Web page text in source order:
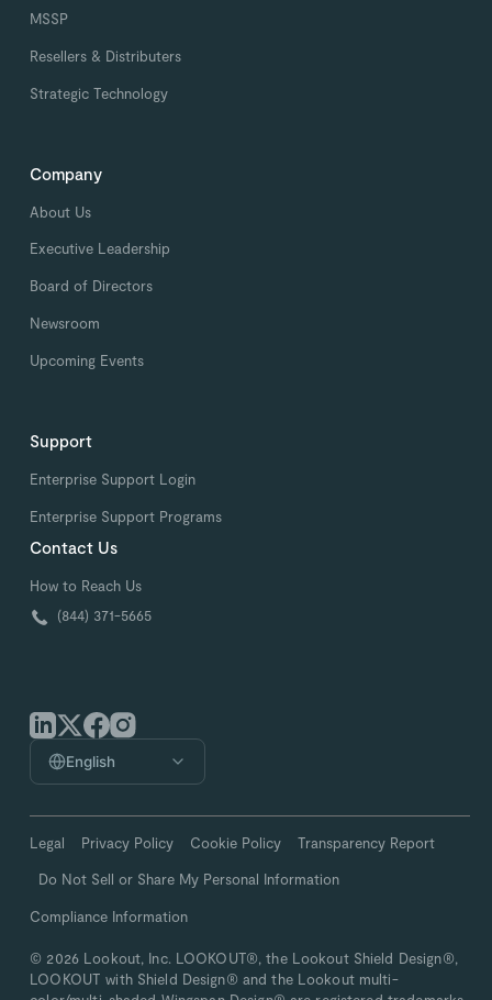
English
Legal Privacy Policy Cookie Policy Transparency Report
Do Not Sell or Share My Personal Information
Compliance Information
© 2026 Lookout, Inc. LOOKOUT®, the Lookout Shield Design®,
LOOKOUT with Shield Design® and the Lookout multi-
MSSP
Resellers & Distributers
Strategic Technology
Company
About Us
Executive Leadership
Board of Directors
Newsroom
Upcoming Events
Support
Enterprise Support Login
Enterprise Support Programs
Contact Us
How to Reach Us
(844) 371-5665